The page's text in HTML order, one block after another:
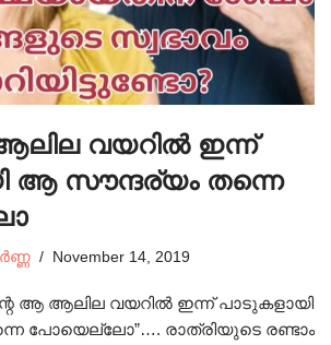
വയറിൽ ഇന്ന്
ആ സൗന്ദര്യം തന്നെ
November 14, 2019
ആ ആലില വയറിൽ ഇന്ന് പാടുകളായി
പോയെല്ലോ”…. രാത്രിയുടെ രണ്ടാം